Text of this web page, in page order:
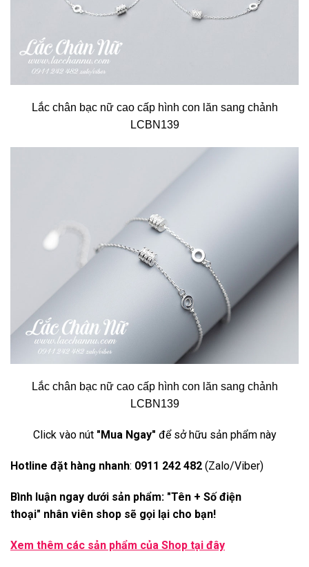
Lắc chân bạc nữ cao cấp hình con lăn sang chảnh
LCBN139
Lắc chân bạc nữ cao cấp hình con lăn sang chảnh
LCBN139
Click vào nút "Mua Ngay" để sở hữu sản phẩm này
Hotline đặt hàng nhanh: 0911 242 482 (Zalo/Viber)
Bình luận ngay dưới sản phẩm: "Tên + Số điện
thoại" nhân viên shop sẽ gọi lại cho bạn!
Xem thêm các sản phẩm của Shop tại đây